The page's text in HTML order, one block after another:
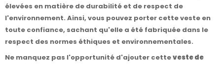
élevées en matière de durabilité et de respect de
l'environnement. Ainsi, vous pouvez porter cette veste en
toute confiance, sachant qu'elle a été fabriquée dans le
respect des normes éthiques et environnementales.
Ne manquez pas l'opportunité d'ajouter cetteveste de